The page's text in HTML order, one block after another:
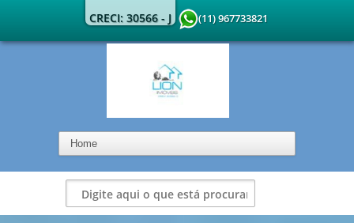
CRECI: 30566 - J (11) 967733821